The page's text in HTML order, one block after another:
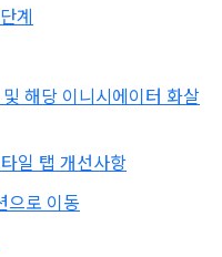
계
해당 이니시에이터 화살
일 탭 개선사항
으로 이동